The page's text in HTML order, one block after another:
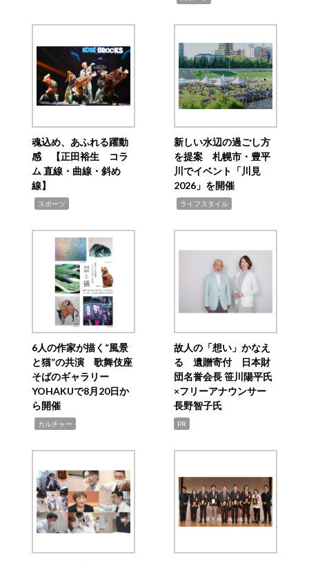
魂込め、あふれる躍動
感 【正田裕生 コラ
ム 直線・曲線・斜め
線】
スポーツ
新しい水辺の過ごし方
を提案 札幌市・豊平
川でイベント「川見
2026」を開催
ライフスタイル
6人の作家が描く“風景
と猫”の共演 歌舞伎座
そばのギャラリー
YOHAKUで8月20日か
ら開催
カルチャー
故人の「想い」かなえ
る 遺贈寄付 日本財
団名誉会長 笹川陽平氏
×フリーアナウンサー
長野智子氏
PR